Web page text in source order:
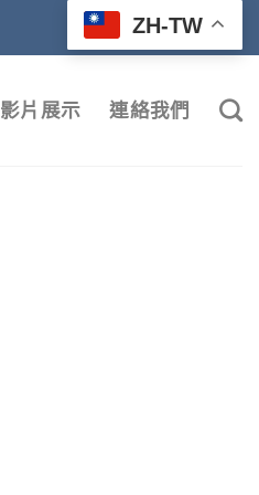
ZH-TW
影片展示 連絡我們